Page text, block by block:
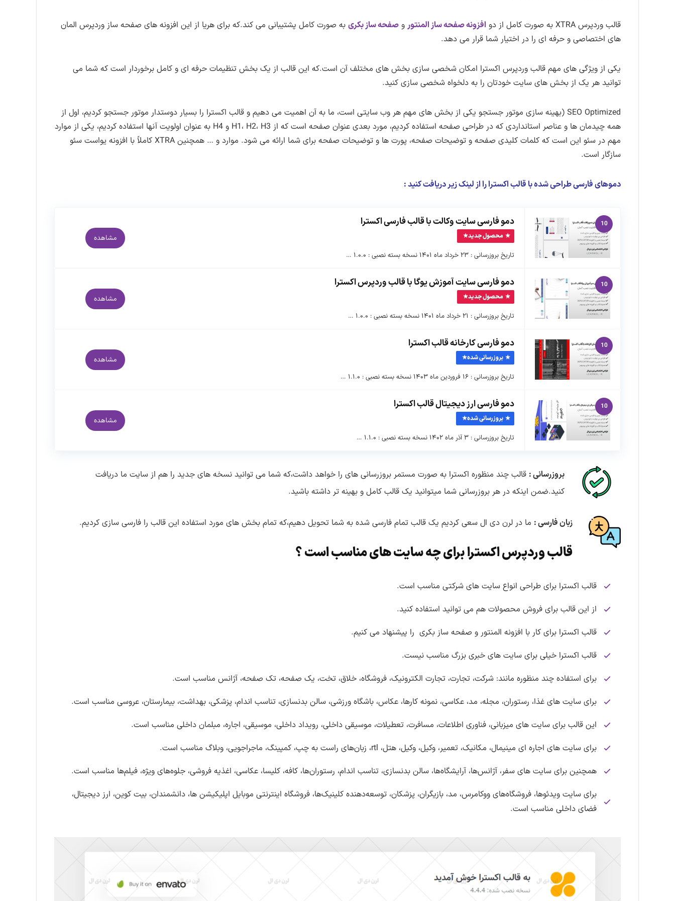
قالب وردپرس XTRA به صورت کامل از دو افزونه صفحه ساز المنتور و صفحه ساز بکری به صورت کامل پشتیبانی می کند.که برای هریا از این افزونه های صفحه ساز وردپرس المان
های اختصاصی و حرفه ای را در اختیار شما قرار می دهد.
یکی از ویژگی های مهم قالب وردپرس اکسترا امکان شخصی سازی بخش های مختلف آن است.که این قالب از یک بخش تنظیمات حرفه ای و کامل برخوردار است که شما می
توانید هر یک از بخش های سایت خودتان را به دلخواه شخصی سازی کنید.
SEO Optimized (بهینه سازی موتور جستجو یکی از بخش های مهم هر وب سایتی است، ما به آن اهمیت می دهیم و قالب اکسترا را بسیار دوستدار موتور جستجو کردیم، اول از
همه چیدمان ها و عناصر استانداردی که در طراحی صفحه استفاده کردیم، مورد بعدی عنوان صفحه است که از H1، H2، H3 و H4 به عنوان اولویت آنها استفاده کردیم، یکی از موارد
مهم در سئو این است که کلمات کلیدی صفحه و توضیحات صفحه، پورت ها و توضیحات صفحه برای شما ارائه می شود. موارد و … همچنین XTRA کاملاً با افزونه یواست سئو
سازگار است.
دموهای فارسی طراحی شده با قالب اکسترا را از لینک زیر دریافت کنید :
10 دمو فارسی سایت وکالت با قالب فارسی اکسترا
محصول جدید
تاریخ بروزرسانی : ۲۳ خرداد ماه ۱۴۰۱ نسخه بسته نصبی : ۱.۰.۰ …
مشاهده
10 دمو فارسی سایت آموزش یوگا با قالب وردپرس اکسترا
محصول جدید
تاریخ بروزرسانی : ۲۱ خرداد ماه ۱۴۰۱ نسخه بسته نصبی : ۱.۰.۰ …
مشاهده
10 دمو فارسی کارخانه قالب اکسترا
بروزرسانی شده
تاریخ بروزرسانی : ۱۶ فروردین ماه ۱۴۰۳ نسخه بسته نصبی : ۱.۱.۰ …
مشاهده
10 دمو فارسی ارز دیجیتال قالب اکسترا
بروزرسانی شده
تاریخ بروزرسانی : ۳ آذر ماه ۱۴۰۲ نسخه بسته نصبی : ۱.۱.۰ …
مشاهده
بروزرسانی : قالب چند منظوره اکسترا به صورت مستمر بروزرسانی های را خواهد داشت،که شما می توانید نسخه های جدید را هم از سایت ما دریافت
کنید.ضمن اینکه در هر بروزرسانی شما میتوانید یک قالب کامل و بهینه تر داشته باشید.
زبان فارسی : ما در لرن دی ال سعی کردیم یک قالب تمام فارسی شده به شما تحویل دهیم،که تمام بخش های مورد استفاده این قالب را فارسی سازی کردیم.
قالب وردپرس اکسترا برای چه سایت های مناسب است ؟
قالب اکسترا برای طراحی انواع سایت های شرکتی مناسب است.
از این قالب برای فروش محصولات هم می توانید استفاده کنید.
قالب اکسترا برای کار با افزونه المنتور و صفحه ساز بکری را پیشنهاد می کنیم.
قالب اکسترا خیلی برای سایت های خبری بزرگ مناسب نیست.
برای استفاده چند منظوره مانند: شرکت، تجارت، تجارت الکترونیک، فروشگاه، خلاق، تخت، یک صفحه، تک صفحه، آژانس مناسب است.
برای سایت های غذا، رستوران، مجله، مد، عکاسی، نمونه کارها، عکاس، باشگاه ورزشی، سالن بدنسازی، تناسب اندام، پزشکی، بهداشت، بیمارستان، عروسی مناسب است.
این قالب برای سایت های میزبانی، فناوری اطلاعات، مسافرت، تعطیلات، موسیقی داخلی، رویداد داخلی، موسیقی، اجاره، مبلمان داخلی مناسب است.
برای سایت های اجاره ای مینیمال، مکانیک، تعمیر، وکیل، وکیل، هتل، rtl، زبان‌های راست به چپ، کمپینگ، ماجراجویی، وبلاگ مناسب است.
همچنین برای سایت های سفر، آژانس‌ها، آرایشگاه‌ها، سالن بدنسازی، تناسب اندام، رستوران‌ها، کافه، کلیسا، عکاسی، اغذیه فروشی، جلوه‌های ویژه، فیلم‌ها مناسب است.
برای سایت ویدئوها، فروشگاه‌های ووکامرس، مد، بازیگران، پزشکان، توسعه‌دهنده کلینیک‌ها، فروشگاه اینترنتی موبایل اپلیکیشن ها، دانشمندان، بیت کوین، ارز دیجیتال،
فضای داخلی مناسب است.